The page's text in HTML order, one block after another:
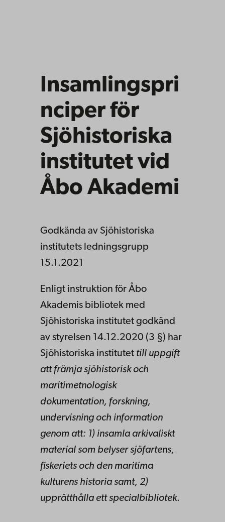
Insamlingspri
nciper för
Sjöhistoriska
institutet vid
Åbo Akademi
Godkända av Sjöhistoriska
institutets ledningsgrupp
15.1.2021
Enligt instruktion för Åbo
Akademis bibliotek med
Sjöhistoriska institutet godkänd
av styrelsen 14.12.2020 (3 §) har
Sjöhistoriska institutet till uppgift
att främja sjöhistorisk och
maritimetnologisk
dokumentation, forskning,
undervisning och information
genom att: 1) insamla arkivaliskt
material som belyser sjöfartens,
fiskeriets och den maritima
kulturens historia samt, 2)
upprätthålla ett specialbibliotek.